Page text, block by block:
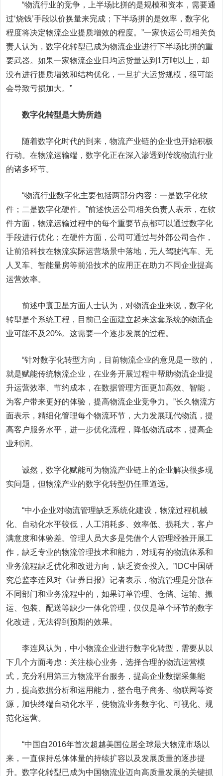
“物流行业的竞争，上半场比拼的是规模和资本，需要通
过‘烧钱’手段以价换量来完成；下半场拼的是效率，数字化
程度将决定物流企业提质增效的程度。”一家快运公司相关负
责人认为，数字化转型已成为物流企业进行下半场比拼的重
要武器。如果一家物流企业日均运货量达到1万吨以上，却
没有进行提质增效和结构优化，一旦扩大运货规模，很可能
会导致亏损加大。”
数字化转型是大势所趋
随着数字化时代的到来，物流产业链的企业也开始积极
行动。在物流运输端，数字化正在深入渗透到传统物流行业
的诸多环节。
“物流行业数字化主要包括两部分内容：一是数字化软
件；二是数字化硬件。”前述快运公司相关负责人表示，在软
件方面，物流运输过程中的每个重要节点都可以通过数字化
手段进行优化；在硬件方面，公司可通过与外部公司合作，
让前沿科技在物流实际运营场景中落地，无人驾驶汽车、无
人叉车、智能量房等前沿技术的应用正在助力不同企业提高
运营效率。
前述中寰卫星方面人士认为，对物流企业来说，数字化
转型是个系统工程，目前已全面建立起来这套系统的物流企
业可能不及20%。这需要一个逐步发展的过程。
“针对数字化转型方向，目前物流企业的意见是一致的，
就是赋能传统物流企业，在业务开展过程中帮助物流企业提
升运营效率、节约成本，在数据管理方面更加高效、智能，
为客户带来更好的体验，提高物流企业竞争力。”长久物流方
面表示，精细化管理每个物流环节，大力发展现代物流，提
高客户服务水平，进一步优化流程，降低物流成本，提高企
业利润。
诚然，数字化赋能可为物流产业链上的企业解决很多现
实问题，但物流产业的数字化转型仍任重道远。
“中小企业对物流管理缺乏系统化建设，物流过程机械
化、自动化水平较低，人工消耗多、效率低、损耗大，客户
满意度和体验差。管理人员大多是凭借个人管理经验开展工
作，缺乏专业的物流管理技术和能力，对现有的物流体系和
业务流程缺乏优化和改进方向，缺乏资金投入。”IDC中国研
究总监李连风对《证券日报》记者表示，物流管理是分散在
不同部门和业务流程中的，如果订单管理、仓储、运输、搬
运、包装、配送等缺少一体化管理，仅仅是单个环节的数字
化改进，无法得到预期的效果。
李连风认为，中小物流企业进行数字化转型，需要从以
下几个方面考虑：关注核心业务，选择合理的物流运营模
式，充分利用第三方物流平台服务，提高企业数据采集能
力，提高数据分析和运用能力，整合电子商务、物联网等资
源，加快终端自动化水平，使物流业务数字化、可视化、规
范化运营。
“中国自2016年首次超越美国位居全球最大物流市场以
来，一直保持总体体量的持续扩容以及发展质量的逐步提
升。数字化转型已成为中国物流业迈向高质量发展的关键抓